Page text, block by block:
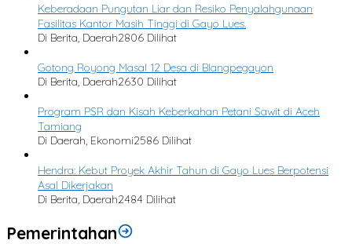
Keberadaan Pungutan Liar dan Resiko Penyalahgunaan
Fasilitas Kantor Masih Tinggi di Gayo Lues.
Di Berita, Daerah2806 Dilihat
Gotong Royong Masal 12 Desa di Blangpegayon
Di Berita, Daerah2630 Dilihat
Program PSR dan Kisah Keberkahan Petani Sawit di Aceh
Tamiang
Di Daerah, Ekonomi2586 Dilihat
Hendra: Kebut Proyek Akhir Tahun di Gayo Lues Berpotensi
Asal Dikerjakan
Di Berita, Daerah2484 Dilihat
Pemerintahan